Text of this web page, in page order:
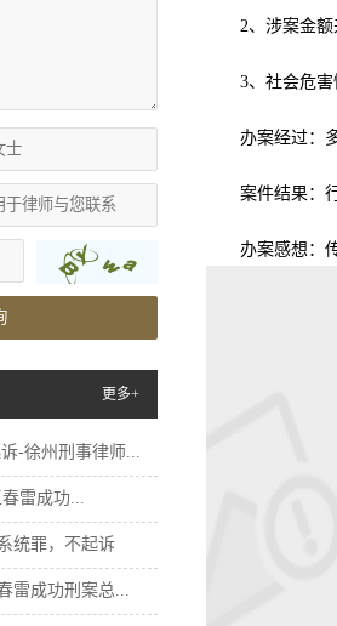
更多+
-徐州刑事律师...
雷成功...
统罪，不起诉
雷成功刑案总...
2、涉案金
3、社会危
办案经过：
案件结果：
办案感想：